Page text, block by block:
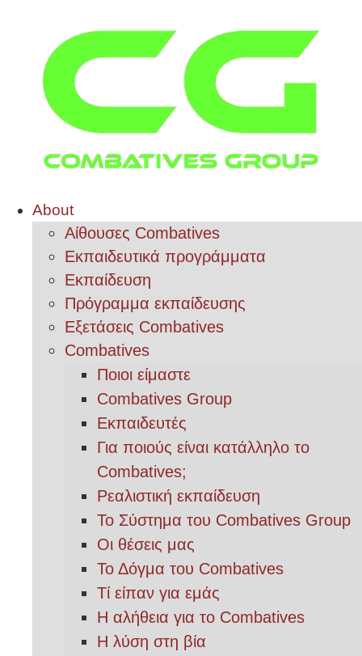
About
Αίθουσες Combatives
Εκπαιδευτικά προγράμματα
Εκπαίδευση
Πρόγραμμα εκπαίδευσης
Εξετάσεις Combatives
Combatives
Ποιοι είμαστε
Combatives Group
Εκπαιδευτές
Για ποιούς είναι κατάλληλο το
Combatives;
Ρεαλιστική εκπαίδευση
Το Σύστημα του Combatives Group
Οι θέσεις μας
Το Δόγμα του Combatives
Τί είπαν για εμάς
Η αλήθεια για το Combatives
Η λύση στη βία